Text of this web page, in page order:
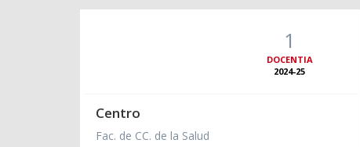
1
DOCENTIA
2024-25
Centro
Fac. de CC. de la Salud